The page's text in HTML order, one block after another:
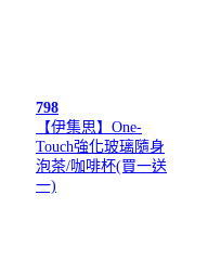
798
【伊集思】One-
Touch強化玻璃隨身
泡茶/咖啡杯(買一送
一)